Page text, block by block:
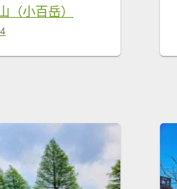
（小百岳）